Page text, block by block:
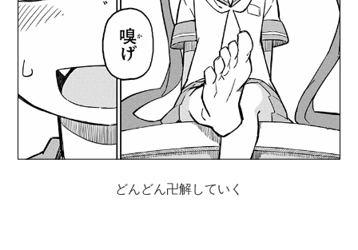
どんどん卍解していく